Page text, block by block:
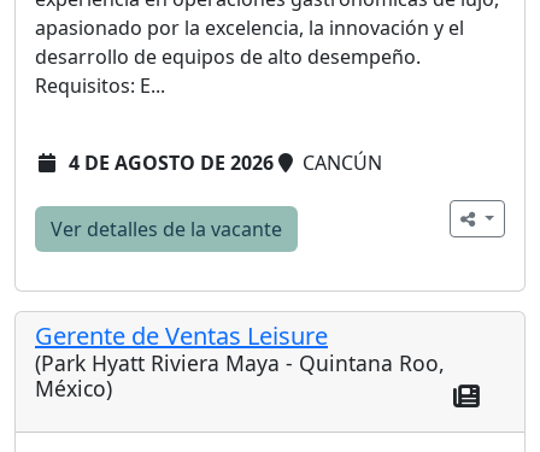
apasionado por la excelencia, la innovación y el
desarrollo de equipos de alto desempeño.
Requisitos: E...
4 DE AGOSTO DE 2026 CANCÚN
Ver detalles de la vacante
Gerente de Ventas Leisure
(Park Hyatt Riviera Maya - Quintana Roo,
México)